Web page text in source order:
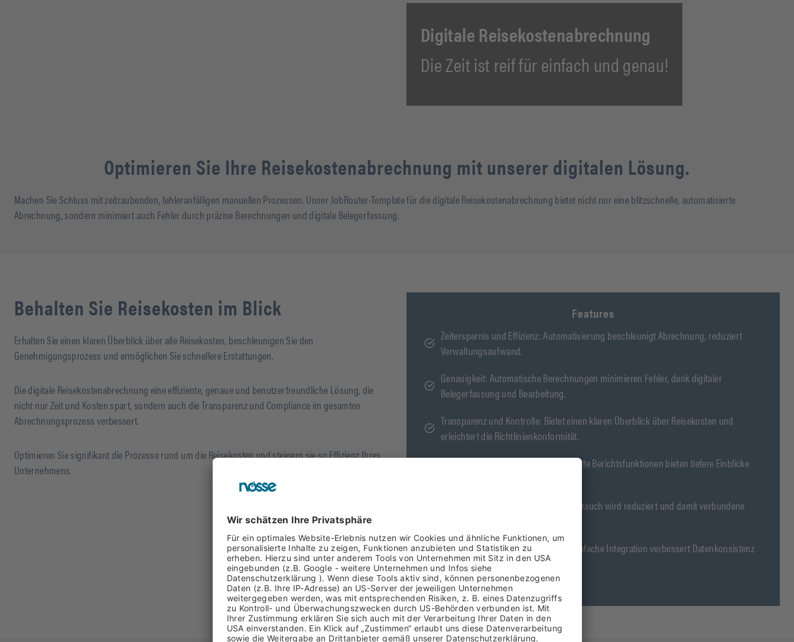
Digitale Reisekostenabrechnung
Die Zeit ist reif für einfach und genau!
Optimieren Sie Ihre Reisekostenabrechnung mit unserer digitalen Lösung.
Machen Sie Schluss mit zeitraubenden, fehleranfälligen manuellen Prozessen. Unser JobRouter-Template für die digitale Reisekostenabrechnung bietet nicht nur eine blitzschnelle, automatisierte
Abrechnung, sondern minimiert auch Fehler durch präzise Berechnungen und digitale Belegerfassung.
Behalten Sie Reisekosten im Blick
Erhalten Sie einen klaren Überblick über alle Reisekosten, beschleunigen Sie den
Genehmigungsprozess und ermöglichen Sie schnellere Erstattungen.
Die digitale Reisekostenabrechnung eine effiziente, genaue und benutzerfreundliche Lösung, die
nicht nur Zeit und Kosten spart, sondern auch die Transparenz und Compliance im gesamten
Abrechnungsprozess verbessert.
Optimieren Sie signifikant die Prozesse rund um die Reisekosten und steigern sie so Effizienz Ihres
Unternehmens.
Features
Zeitersparnis und Effizienz: Automatisierung beschleunigt Abrechnung, reduziert
Verwaltungsaufwand.
Genauigkeit: Automatische Berechnungen minimieren Fehler, dank digitaler
Belegerfassung und Bearbeitung.
Transparenz und Kontrolle: Bietet einen klaren Überblick über Reisekosten und
erleichtert die Richtlinienkonformität.
Detaillierte Berichterstattung: Erweiterte Berichtsfunktionen bieten tiefere Einblicke
Umweltfreundlichkeit: Der Papierverbrauch wird reduziert und damit verbundene
Integration mit anderen Systemen: Einfache Integration verbessert Datenkonsistenz
und Workflow.